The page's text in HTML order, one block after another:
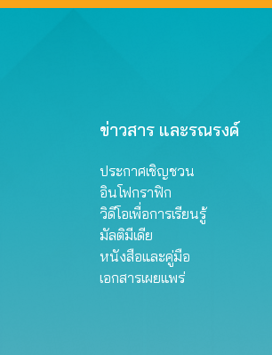
ข่าวสาร และรณรงค์
ประกาศเชิญชวน
อินโฟกราฟิก
วิดีโอเพื่อการเรียนรู้
มัลติมีเดีย
หนังสือและคู่มือ
เอกสารเผยแพร่